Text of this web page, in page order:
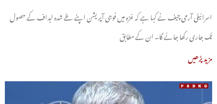
اسرائیلی آرمی چیف نے کہا ہے کہ غزہ میں فوجی آپریشن اپنے طے شدہ اہداف کے حصول
تک جاری رکھا جائے گا۔ ان کے مطابق
مزید پڑھیں